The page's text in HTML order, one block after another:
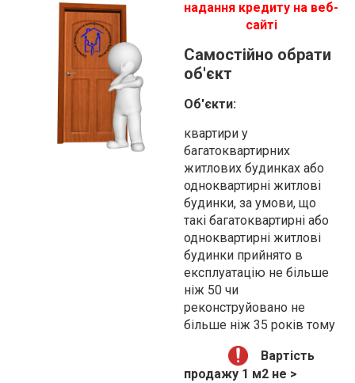
надання кредиту на веб-
сайті
Самостійно обрати
об'єкт
Об'єкти:
квартири у
багатоквартирних
житлових будинках або
одноквартирні житлові
будинки, за умови, що
такі багатоквартирні або
одноквартирні житлові
будинки прийнято в
експлуатацію не більше
ніж 50 чи
реконструйовано не
більше ніж 35 років тому
Вартість
продажу 1 м2 не >